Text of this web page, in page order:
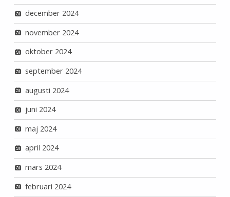
december 2024
november 2024
oktober 2024
september 2024
augusti 2024
juni 2024
maj 2024
april 2024
mars 2024
februari 2024